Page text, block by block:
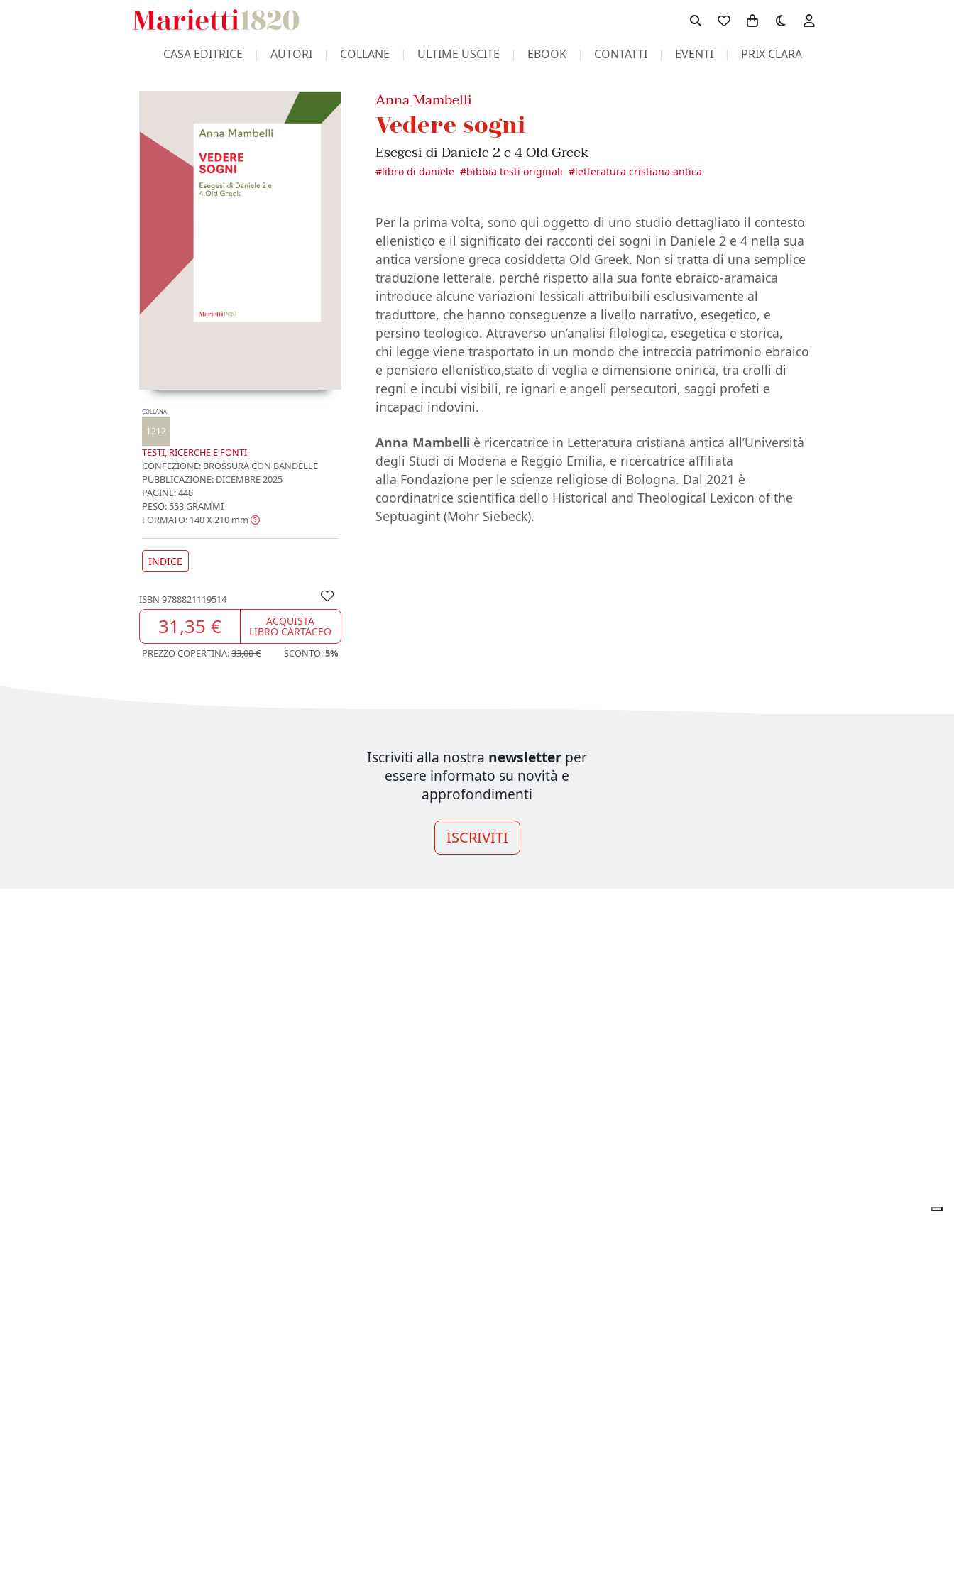
Toggle theme
CASA EDITRICE AUTORI COLLANE ULTIME USCITE EBOOK CONTATTI EVENTI PRIX CLARA
COLLANA
1212
TESTI, RICERCHE E FONTI
CONFEZIONE: BROSSURA CON BANDELLE
PUBBLICAZIONE: DICEMBRE 2025
PAGINE: 448
PESO: 553 GRAMMI
FORMATO: 140 X 210 mm
INDICE
ISBN 9788821119514
31,35 € ACQUISTA
LIBRO CARTACEO
PREZZO COPERTINA:33,00 € SCONTO:5%
Anna Mambelli
Vedere sogni
Esegesi di Daniele 2 e 4 Old Greek
#libro di daniele #bibbia testi originali #letteratura cristiana antica
Per la prima volta, sono qui oggetto di uno studio dettagliato il contesto
ellenistico e il significato dei racconti dei sogni in Daniele 2 e 4 nella sua
antica versione greca cosiddetta Old Greek. Non si tratta di una semplice
traduzione letterale, perché rispetto alla sua fonte ebraico-aramaica
introduce alcune variazioni lessicali attribuibili esclusivamente al
traduttore, che hanno conseguenze a livello narrativo, esegetico, e
persino teologico. Attraverso un’analisi filologica, esegetica e storica,
chi legge viene trasportato in un mondo che intreccia patrimonio ebraico
e pensiero ellenistico,stato di veglia e dimensione onirica, tra crolli di
regni e incubi visibili, re ignari e angeli persecutori, saggi profeti e
incapaci indovini.
Anna Mambelli è ricercatrice in Letteratura cristiana antica all’Università
degli Studi di Modena e Reggio Emilia, e ricercatrice affiliata
alla Fondazione per le scienze religiose di Bologna. Dal 2021 è
coordinatrice scientifica dello Historical and Theological Lexicon of the
Septuagint (Mohr Siebeck).
Iscriviti alla nostra newsletter per
essere informato su novità e
approfondimenti
ISCRIVITI